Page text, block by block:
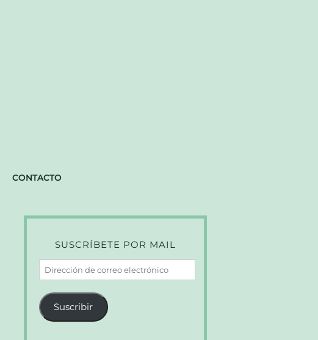
CONTACTO
SUSCRÍBETE POR MAIL
Dirección
de
correo
electrónico
Suscribir